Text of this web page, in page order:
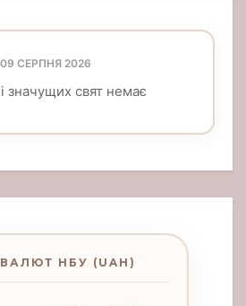
09 СЕРПНЯ 2026
значущих свят немає
НБУ (UAH)